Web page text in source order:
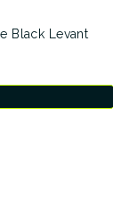
Black Levant